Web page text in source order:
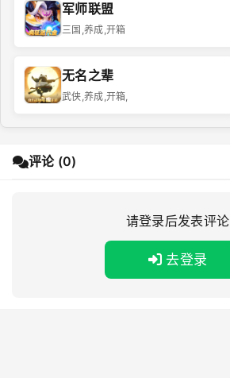
军师联盟
三国,养成,开箱
无名之辈
武侠,养成,开箱,
评论 (0)
请登录后发表评论
去登录